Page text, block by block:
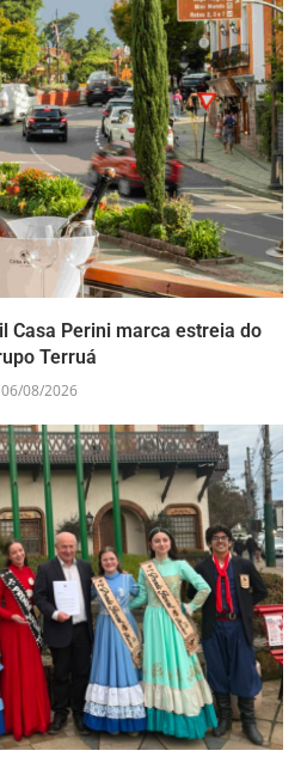
Casa Perini marca estreia do
Terruá
06/08/2026